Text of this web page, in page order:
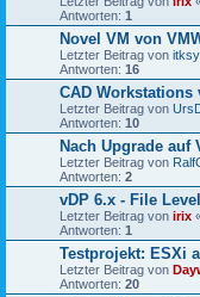
Antworten: 1
Novel VM von
Letzter Beitrag von
Antworten: 16
CAD
Letzter Beitrag von
Antworten: 10
Nach Upgrade auf
Letzter Beitrag von
Antworten: 2
vDP 6.x - File
Letzter Beitrag von irix
Antworten: 1
Testprojekt: ESXi
Letzter Beitrag von
Antworten: 20